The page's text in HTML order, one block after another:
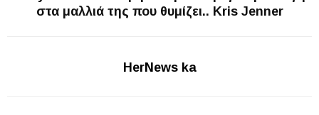
στα μαλλιά της που θυμίζει.. Kris Jenner
HerNews ka